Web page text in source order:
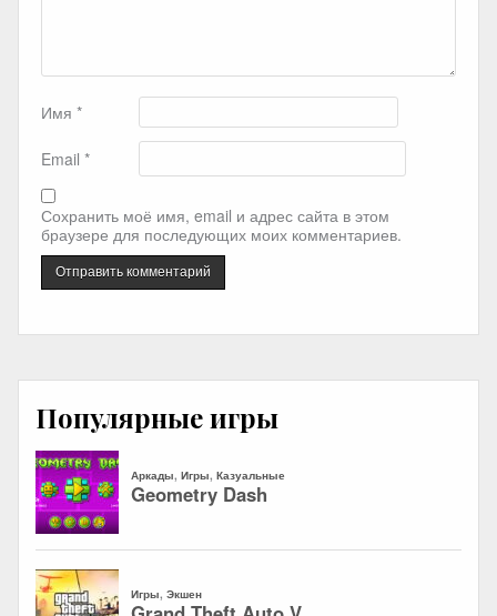
Имя *
Email *
Сохранить моё имя, email и адрес сайта в этом
браузере для последующих моих комментариев.
Популярные игры